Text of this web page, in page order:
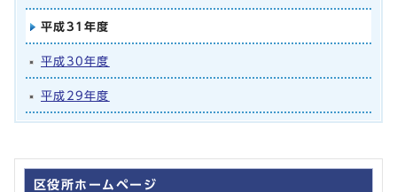
平成31年度
平成30年度
平成29年度
区役所ホームページ